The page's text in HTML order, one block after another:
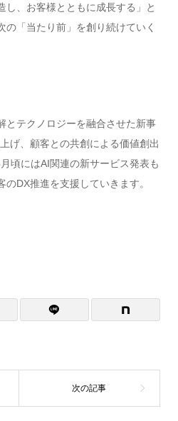
し、お客様とともに成長する」と
の「当たり前」を創り続けていく
とテクノロジーを融合させた新事
げ、顧客との共創による価値創出
頃にはAI関連の新サービス発表も
DX推進を支援していきます。